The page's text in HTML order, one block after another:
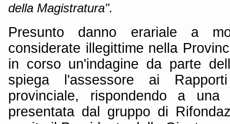
della Magistratura".
Presunto danno erariale a
considerate illegittime nella
in corso un'indagine da parte
spiega l'assessore ai
provinciale, rispondendo a una
presentata dal gruppo di